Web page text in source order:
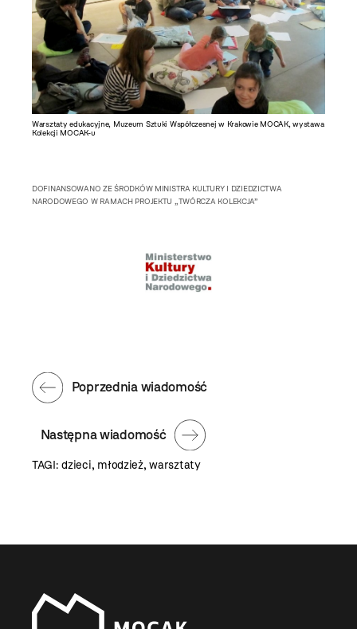
Warsztaty edukacyjne, Muzeum Sztuki Współczesnej w Krakowie MOCAK, wystawa
Kolekcji MOCAK-u
DOFINANSOWANO ZE ŚRODKÓW MINISTRA KULTURY I DZIEDZICTWA
NARODOWEGO W RAMACH PROJEKTU „TWÓRCZA KOLEKCJA”
Następna wiadomość
Poprzednia wiadomość
TAGI:dzieci, młodzież,warsztaty